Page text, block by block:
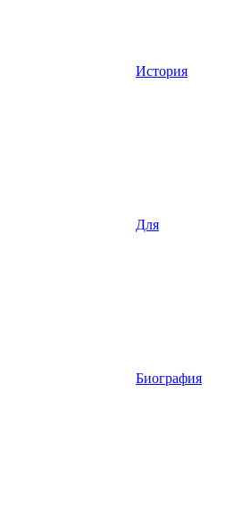
История
Для
Биография